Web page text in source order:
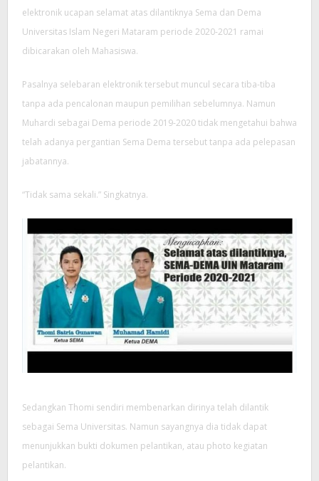
elektronik ucapan selamat atas dilantiknya Sema dan Dema
Universitas Islam Negeri Mataram periode 2020-2021 ramai
dibicarakan oleh Mahasiswa.
Pasalnya selebaran elektronik tersebut muncul secara tiba-tiba
tanpa ada pencalonan maupun pemilihan sebelumnya. Namun
Muhardi sebagai Dema periode 2019-2020 tidak mengetahui bahwa
telah adanya pergantian Sema Dema tersebut tanpa ada pelepasan
jabatannya.
“Tidak sama sekali.” Singkatnya.
Sedangkan Thomi sendiri membenarkan dirinya telah dilantik
sebagai Sema Universitas. Namun sayangnya dia tidak dapat
menunjukkan bukti dokumen pelantikan, atau photo kegiatan
pelantikan.